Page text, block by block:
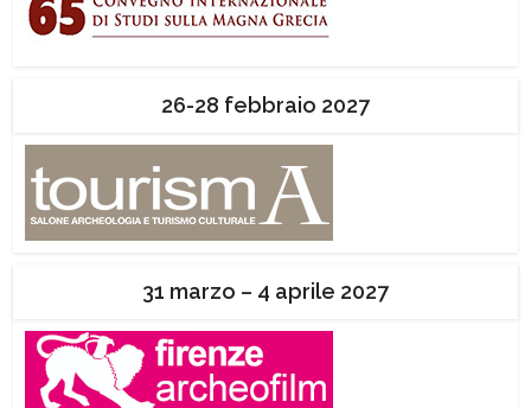
26-28 febbraio 2027
31 marzo – 4 aprile 2027